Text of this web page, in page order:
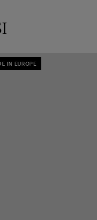
IN EUROPE